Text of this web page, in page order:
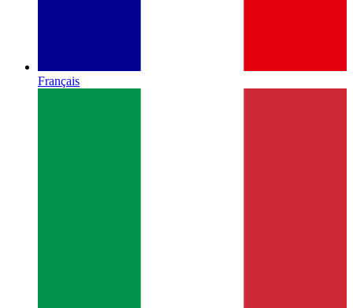
Français